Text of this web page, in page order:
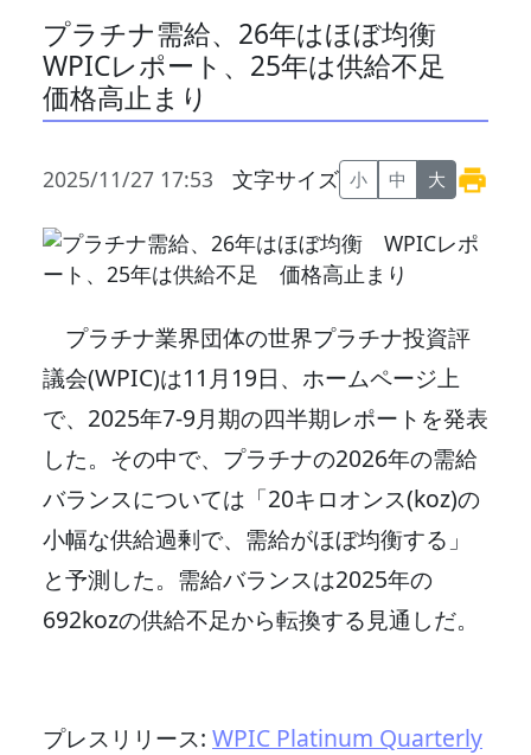
プラチナ需給、26年はほぼ均衡
WPICレポート、25年は供給不足
価格高止まり
2025/11/27 17:53 文字サイズ 小 中 大
プラチナ業界団体の世界プラチナ投資評
議会(WPIC)は11月19日、ホームページ上
で、2025年7-9月期の四半期レポートを発表
した。その中で、プラチナの2026年の需給
バランスについては「20キロオンス(koz)の
小幅な供給過剰で、需給がほぼ均衡する」
と予測した。需給バランスは2025年の
692kozの供給不足から転換する見通しだ。
プレスリリース: WPIC Platinum Quarterly